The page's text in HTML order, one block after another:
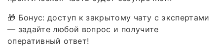
🎁 Бонус: доступ к закрытому чату с экспертами
— задайте любой вопрос и получите
оперативный ответ!